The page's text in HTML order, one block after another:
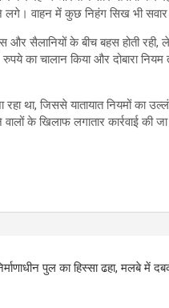
लगे। वाहन में कुछ निहंग सिख भी
और सैलानियों के बीच बहस होती रही,
का चालान किया और दोबारा नियम
रहा था, जिससे यातायात नियमों का
के खिलाफ लगातार कार्रवाई की जा
पुल का हिस्सा ढहा, मलबे में